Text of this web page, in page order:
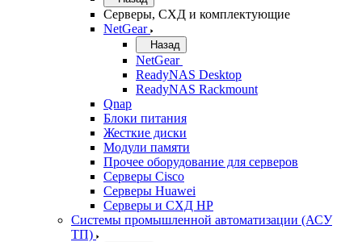
Серверы, СХД и комплектующие
NetGear
Назад
NetGear
ReadyNAS Desktop
ReadyNAS Rackmount
Qnap
Блоки питания
Жесткие диски
Модули памяти
Прочее оборудование для серверов
Серверы Cisco
Серверы Huawei
Серверы и СХД HP
Системы промышленной автоматизации (АСУ
ТП)